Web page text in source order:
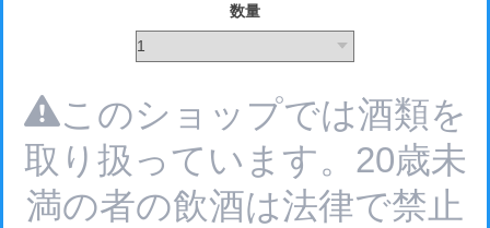
数量
このショップでは酒類を
取り扱っています。20歳未
満の者の飲酒は法律で禁止